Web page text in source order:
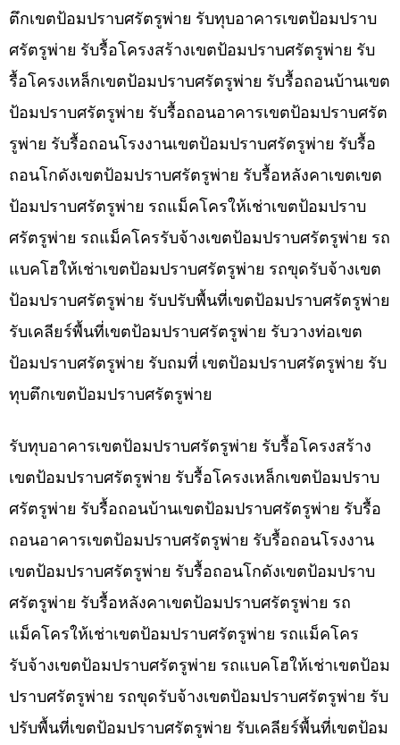
ตึกเขตป้อมปราบศรัตรูพ่าย รับทุบอาคารเขตป้อมปราบ
ศรัตรูพ่าย รับรื้อโครงสร้างเขตป้อมปราบศรัตรูพ่าย รับ
รื้อโครงเหล็กเขตป้อมปราบศรัตรูพ่าย รับรื้อถอนบ้านเขต
ป้อมปราบศรัตรูพ่าย รับรื้อถอนอาคารเขตป้อมปราบศรัต
รูพ่าย รับรื้อถอนโรงงานเขตป้อมปราบศรัตรูพ่าย รับรื้อ
ถอนโกดังเขตป้อมปราบศรัตรูพ่าย รับรื้อหลังคาเขตเขต
ป้อมปราบศรัตรูพ่าย รถแม็คโครให้เช่าเขตป้อมปราบ
ศรัตรูพ่าย รถแม็คโครรับจ้างเขตป้อมปราบศรัตรูพ่าย รถ
แบคโฮให้เช่าเขตป้อมปราบศรัตรูพ่าย รถขุดรับจ้างเขต
ป้อมปราบศรัตรูพ่าย รับปรับพื้นที่เขตป้อมปราบศรัตรูพ่าย
รับเคลียร์พื้นที่เขตป้อมปราบศรัตรูพ่าย รับวางท่อเขต
ป้อมปราบศรัตรูพ่าย รับถมที่ เขตป้อมปราบศรัตรูพ่าย รับ
ทุบตึกเขตป้อมปราบศรัตรูพ่าย
รับทุบอาคารเขตป้อมปราบศรัตรูพ่าย รับรื้อโครงสร้าง
เขตป้อมปราบศรัตรูพ่าย รับรื้อโครงเหล็กเขตป้อมปราบ
ศรัตรูพ่าย รับรื้อถอนบ้านเขตป้อมปราบศรัตรูพ่าย รับรื้อ
ถอนอาคารเขตป้อมปราบศรัตรูพ่าย รับรื้อถอนโรงงาน
เขตป้อมปราบศรัตรูพ่าย รับรื้อถอนโกดังเขตป้อมปราบ
ศรัตรูพ่าย รับรื้อหลังคาเขตป้อมปราบศรัตรูพ่าย รถ
แม็คโครให้เช่าเขตป้อมปราบศรัตรูพ่าย รถแม็คโคร
รับจ้างเขตป้อมปราบศรัตรูพ่าย รถแบคโฮให้เช่าเขตป้อม
ปราบศรัตรูพ่าย รถขุดรับจ้างเขตป้อมปราบศรัตรูพ่าย รับ
ปรับพื้นที่เขตป้อมปราบศรัตรูพ่าย รับเคลียร์พื้นที่เขตป้อม